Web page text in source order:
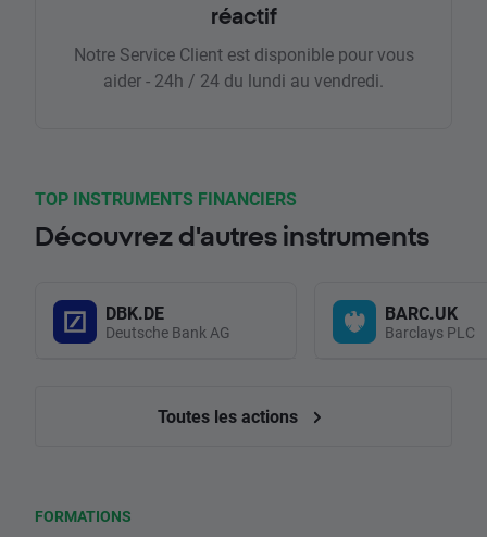
réactif
Notre Service Client est disponible pour vous
aider - 24h / 24 du lundi au vendredi.
TOP INSTRUMENTS FINANCIERS
Découvrez d'autres instruments
DBK.DE
Deutsche Bank AG
BARC.UK
Barclays PLC
Toutes les actions
FORMATIONS